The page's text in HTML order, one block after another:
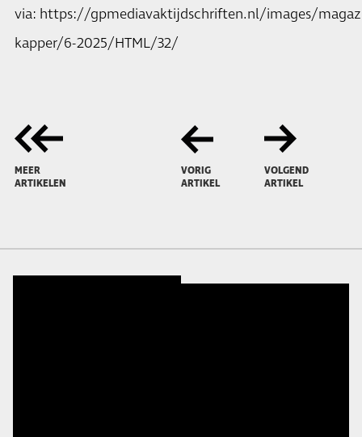
via: https://gpmediavaktijdschriften.nl/images/
kapper/6-2025/HTML/32/
MEER
ARTIKELEN
VORIG
ARTIKEL
VOLGEND
ARTIKEL